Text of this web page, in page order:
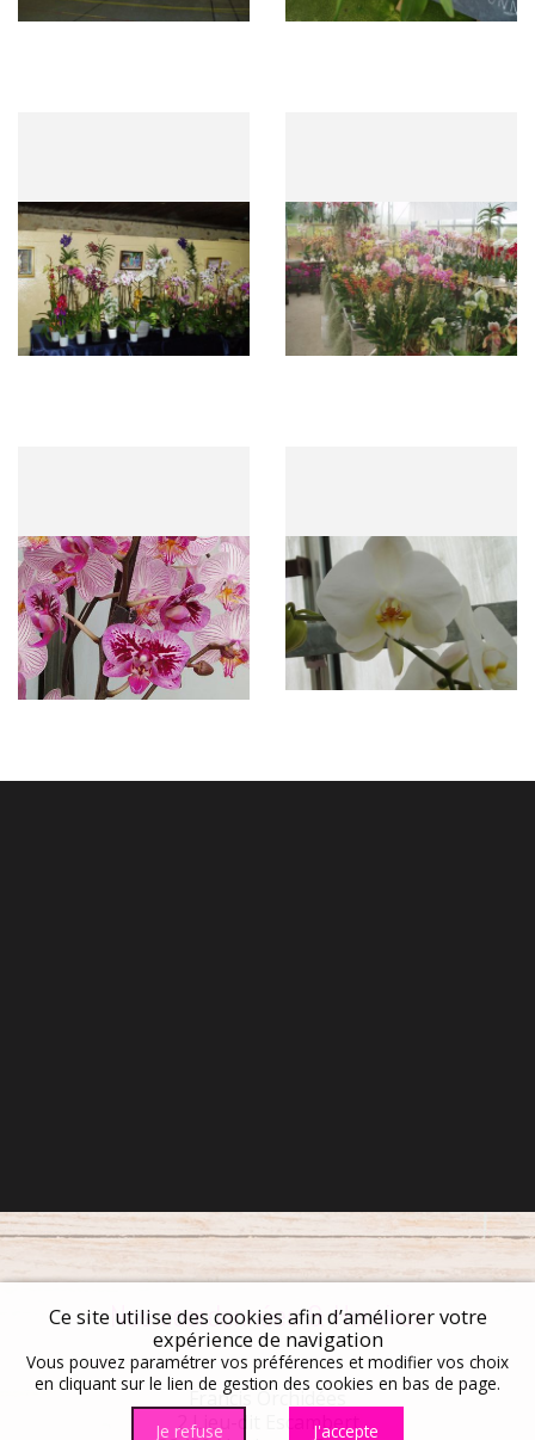
Nos coordonnées & Horaires
Francis Orchidées
2 Lieu-dit Escambert
Ce site utilise des cookies afin d’améliorer votre
expérience de navigation
Vous pouvez paramétrer vos préférences et modifier vos choix
en cliquant sur le lien de gestion des cookies en bas de page.
Je refuse J'accepte